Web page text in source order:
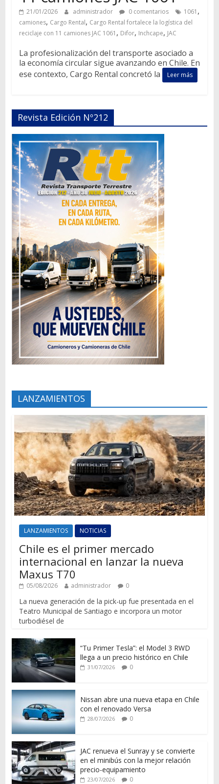
21/01/2026 administrador 0 comentarios 1061 ,
camiones, Cargo Rental, Cargo Rental fortalece la logística del
reciclaje con 11 camiones JAC 1061 , Difor, Inchcape, JAC
La profesionalización del transporte asociado a
la economía circular sigue avanzando en Chile. En
ese contexto, Cargo Rental concretó la
Leer más
Revista Edición Nº212
LANZAMIENTOS
LANZAMIENTOS NOTICIAS
Chile es el primer mercado
internacional en lanzar la nueva
Maxus T70
05/08/2026 administrador 0
La nueva generación de la pick-up fue presentada en el
Teatro Municipal de Santiago e incorpora un motor
turbodiésel de
“Tu Primer Tesla”: el Model 3 RWD
llega a un precio histórico en Chile
31/07/2026 0
Nissan abre una nueva etapa en Chile
con el renovado Versa
28/07/2026 0
JAC renueva el Sunray y se convierte
en el minibús con la mejor relación
precio-equipamiento
23/07/2026 0